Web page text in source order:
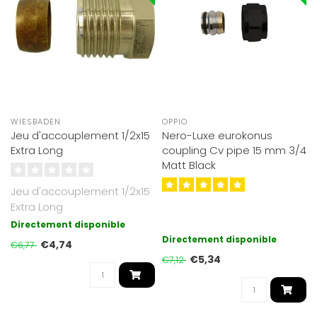
WIESBADEN
Jeu d'accouplement 1/2x15
Extra Long
Jeu d'accouplement 1/2x15
Extra Long
Directement disponible
€6,77 €4,74
OPPIO
Nero-Luxe eurokonus
coupling Cv pipe 15 mm 3/4
Matt Black
Directement disponible
€7,12 €5,34